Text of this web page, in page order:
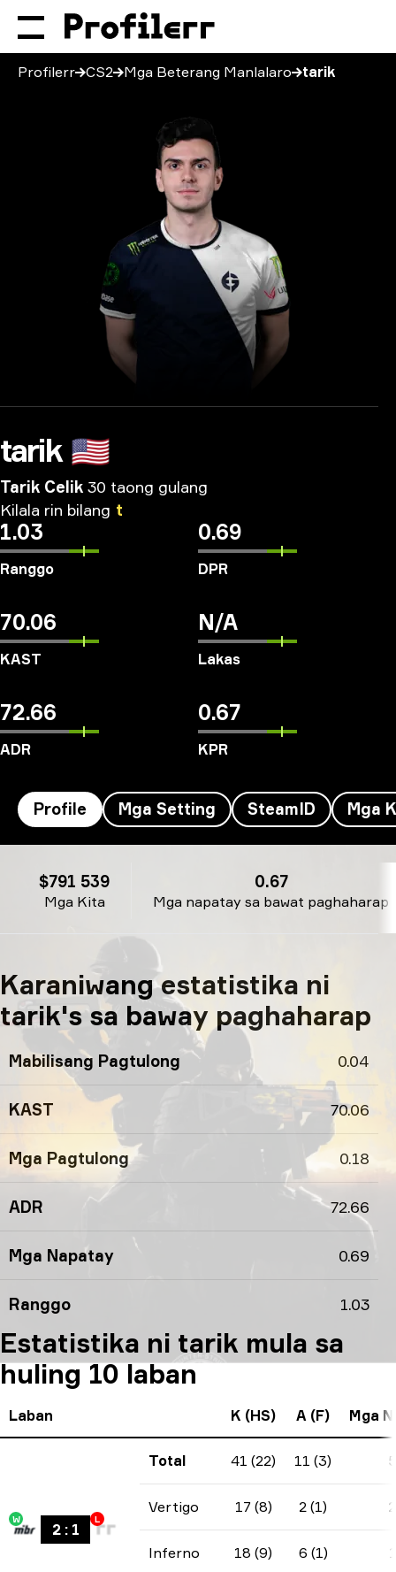
Profilerr CS2 Mga Beterang Manlalaro tarik
tarik 🇺🇸
Tarik Celik 30 taong gulang
Kilala rin bilang t
1.03
Ranggo
0.69
DPR
70.06
KAST
N/A
Lakas
72.66
ADR
0.67
KPR
Profile Mga Setting SteamID Mga
Mga Kita
$791 539
Mga napatay sa bawat paghaharap
0.67
Karaniwang estatistika ni
tarik's sa baway paghaharap
Mabilisang Pagtulong 0.04
KAST 70.06
Mga Pagtulong 0.18
ADR 72.66
Mga Napatay 0.69
Ranggo 1.03
Estatistika ni tarik mula sa
huling 10 laban
Laban K (HS) A (F) Mga
W
2: 1
L
Total 41 (22) 11 (3)
Vertigo 17 (8) 2 (1)
Inferno 18 (9) 6 (1)